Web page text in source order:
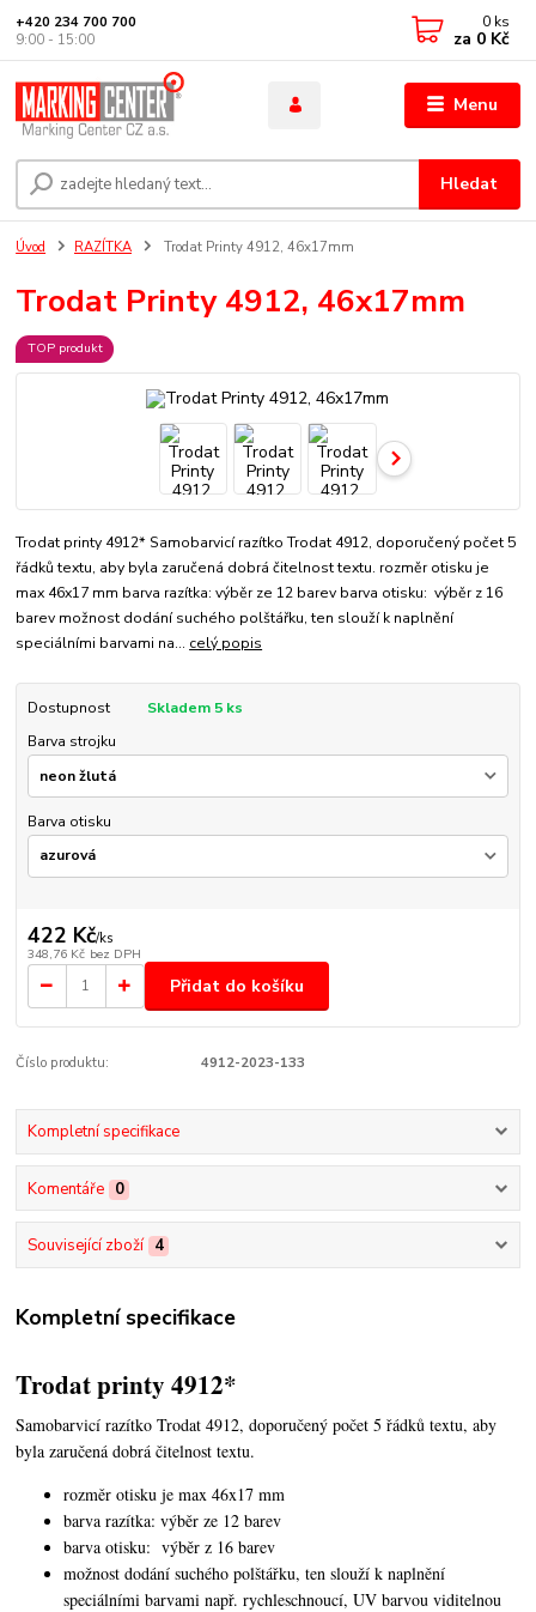
Menu
Hledat
+420 234 700 700
9:00 - 15:00
0 ks
za 0 Kč
Úvod RAZÍTKA Trodat Printy 4912, 46x17mm
Trodat Printy 4912, 46x17mm
TOP produkt
Trodat printy 4912* Samobarvicí razítko Trodat 4912, doporučený počet 5
řádků textu, aby byla zaručená dobrá čitelnost textu. rozměr otisku je
max 46x17 mm barva razítka: výběr ze 12 barev barva otisku: výběr z 16
barev možnost dodání suchého polštářku, ten slouží k naplnění
speciálními barvami na... celý popis
Dostupnost
Skladem 5 ks
Barva strojku
Barva otisku
422 Kč/ks
348,76 Kč bez DPH
Přidat do košíku
Číslo produktu: 4912-2023-133
Kompletní specifikace
Komentáře 0
Související zboží 4
Kompletní specifikace
Trodat printy 4912*
Samobarvicí razítko Trodat 4912, doporučený počet 5 řádků textu,aby
byla zaručená dobrá čitelnost textu.
rozměr otisku je max 46x17 mm
barva razítka: výběr ze 12 barev
barva otisku: výběr z 16 barev
možnost dodání suchého polštářku, ten slouží k naplnění
speciálními barvami např. rychleschnoucí, UV barvou viditelnou